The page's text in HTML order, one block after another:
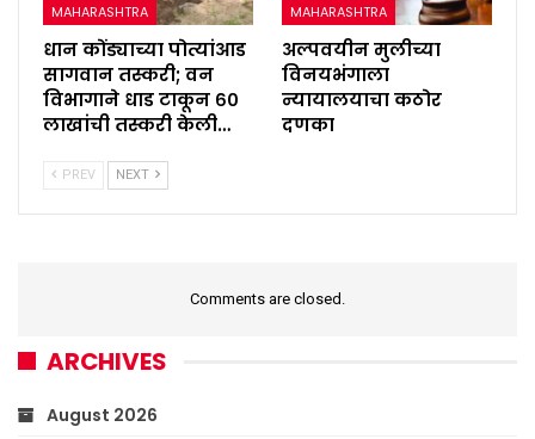
MAHARASHTRA
धान कोंड्याच्या पोत्यांआड
सागवान तस्करी; वन
विभागाने धाड टाकून ६०
लाखांची तस्करी केली…
MAHARASHTRA
अल्पवयीन मुलीच्या
विनयभंगाला
न्यायालयाचा कठोर
दणका
PREV NEXT
Comments are closed.
ARCHIVES
August 2026